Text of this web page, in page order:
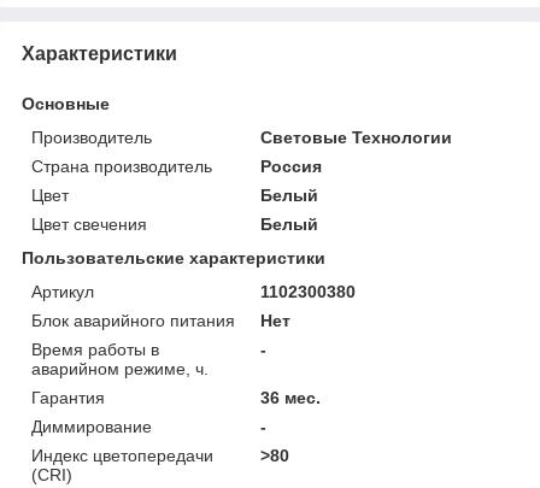
Характеристики
Основные
Производитель
Световые Технологии
Страна производитель
Россия
Цвет
Белый
Цвет свечения
Белый
Пользовательские характеристики
Артикул
1102300380
Блок аварийного питания
Нет
Время работы в
аварийном режиме, ч.
-
Гарантия
36 мес.
Диммирование
-
Индекс цветопередачи
(CRI)
>80